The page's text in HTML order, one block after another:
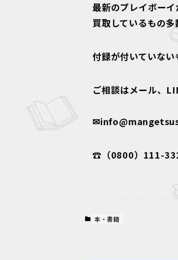
最新のプレイボー
買取しているもの多
付録が付いていな
ご相談はメール、
☎（0800）111-
本・書籍